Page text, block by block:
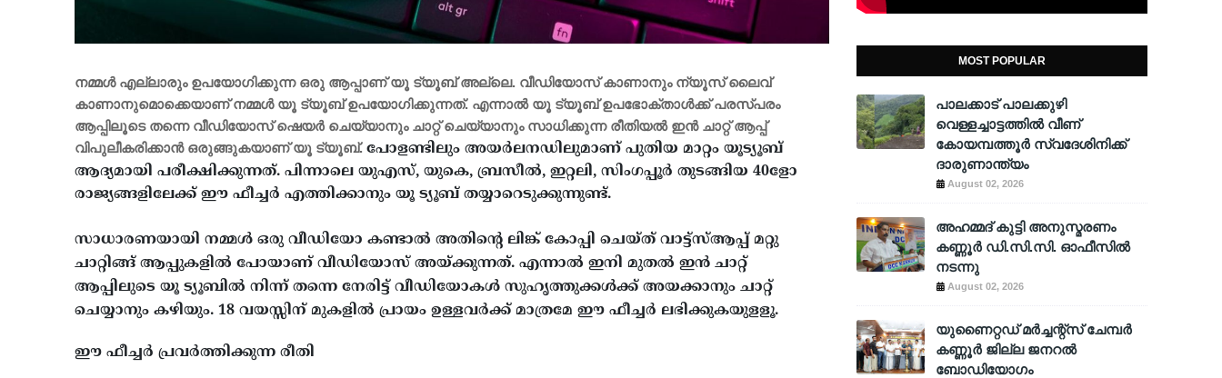
നമ്മൾ എല്ലാരും ഉപയോ​ഗിക്കുന്ന ഒരു ആപ്പാണ് യൂ ട്യൂബ് അല്ലെ. വീഡിയോസ് കാണാനും ന്യൂസ് ലൈവ്
കാണാനുമൊക്കെയാണ് നമ്മൾ യൂ ട്യൂബ് ഉപയോ‍​ഗിക്കുന്നത്. എന്നാൽ യൂ ട്യൂബ് ഉപ​ഭോക്താൾക്ക് പരസ്പരം
ആപ്പിലൂടെ തന്നെ വീഡിയോസ് ഷെയർ ചെയ്യാനും ചാറ്റ് ചെയ്യാനും സാധിക്കുന്ന രീതിയൽ ഇൻ ചാറ്റ് ആപ്പ്
വിപുലീകരിക്കാൻ ഒരുങ്ങുകയാണ് യൂ ട്യൂബ്. പോളണ്ടിലും അയർലനഡിലുമാണ് പുതിയ മാറ്റം യൂട്യൂബ്
ആദ്യമായി പരീക്ഷിക്കുന്നത്. പിന്നാലെ യുഎസ്, യുകെ, ബ്രസീൽ, ഇറ്റലി, സിംഗപ്പൂർ തുടങ്ങിയ 40ളോ
രാജ്യങ്ങളിലേക്ക് ഈ ഫീച്ചർ എത്തിക്കാനും യൂ ട്യൂബ് തയ്യാറെടുക്കുന്നുണ്ട്.
സാധാരണയായി നമ്മൾ ഒരു വീഡിയോ കണ്ടാൽ അതി​ന്റെ ലിങ്ക് കോപ്പി ചെയ്ത് വാട്ട്‌സ്ആപ്പ് മറ്റു
ചാറ്റിങ്ങ് ആപ്പുകളിൽ പോയാണ് വീഡിയോസ് അയ്ക്കുന്നത്. എന്നാൽ ഇനി മുതൽ ഇൻ ചാറ്റ്
ആപ്പിലുടെ യൂ ട്യൂബിൽ നിന്ന് തന്നെ നേരിട്ട് വീഡിയോകൾ സുഹൃത്തുക്കൾക്ക് അയക്കാനും ചാറ്റ്
ചെയ്യാനും കഴിയും. 18 വയസ്സിന് മുകളിൽ പ്രായം ഉള്ളവർക്ക് മാത്രമേ ഈ ഫീച്ചർ ലഭിക്കുകയുളളൂ.
ഈ ഫീച്ചർ പ്രവർത്തിക്കുന്ന രീതി
MOST POPULAR
പാലക്കാട് പാലക്കുഴി
വെള്ളച്ചാട്ടത്തില്‍ വീണ്
കോയമ്പത്തൂര്‍ സ്വദേശിനിക്ക്
ദാരുണാന്ത്യം
August 02, 2026
അഹമ്മദ് കുട്ടി അനുസ്മരണം
കണ്ണൂർ ഡി.സി.സി. ഓഫീസിൽ
നടന്നു
August 02, 2026
യുണൈറ്റഡ് മർച്ചന്റ്സ് ചേമ്പർ
കണ്ണൂർ ജില്ല ജനറൽ
ബോഡിയോഗം